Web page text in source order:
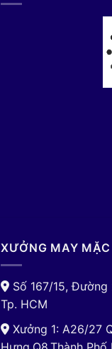
XƯỞNG MAY
Số 167/15,
Tp. HCM
Xưởng 1: A26/27